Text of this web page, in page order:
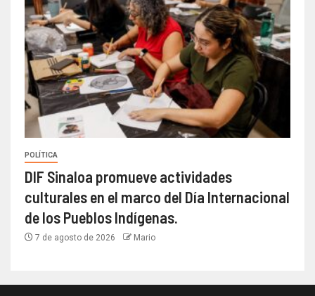
POLÍTICA
DIF Sinaloa promueve actividades
culturales en el marco del Día Internacional
de los Pueblos Indígenas.
7 de agosto de 2026 Mario